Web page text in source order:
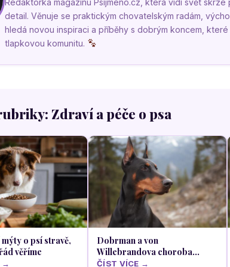
Redaktorka magazínu Psíjméno.cz, která vidí svět
detail. Věnuje se praktickým chovatelským radám,
hledá novou inspiraci a příběhy s dobrým koncem,
tlapkovou komunitu.
Zdraví a péče o psa
o psí stravě,
věříme
→
Dobrman a von
Willebrandova choroba
neboli porucha srážlivosti
ČÍST VÍCE →